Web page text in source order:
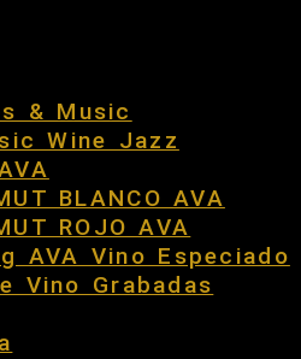
& Music
Wine Jazz
BLANCO AVA
ROJO AVA
AVA Vino Especiado
Vino Grabadas